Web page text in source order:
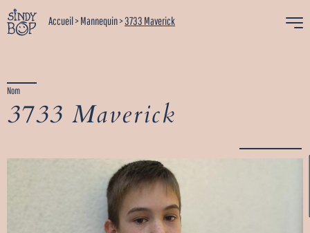
Accueil>Mannequin>3733 Maverick
Nom
3733 Maverick